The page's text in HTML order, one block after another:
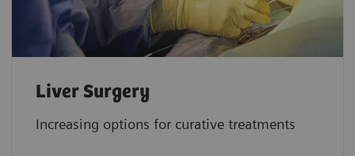
Liver Surgery
Increasing options for curative treatments